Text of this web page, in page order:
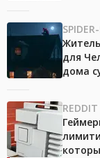
для
дома
REDDIT